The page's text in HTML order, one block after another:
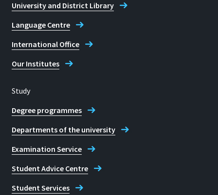
University and District Library
Language Centre
International Office
Our Institutes
Study
Degree programmes
Departments of the university
Examination Service
Student Advice Centre
Student Services